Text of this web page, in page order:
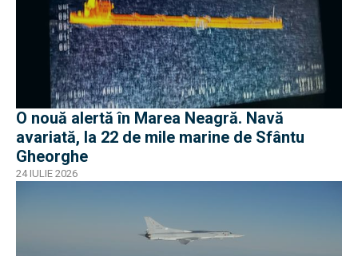
O nouă alertă în Marea Neagră. Navă
avariată, la 22 de mile marine de Sfântu
Gheorghe
24 IULIE 2026